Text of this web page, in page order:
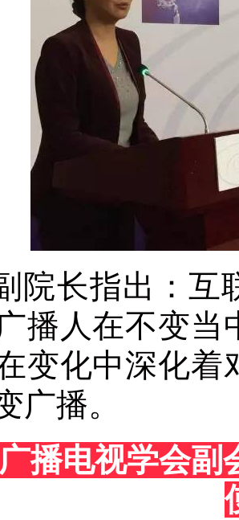
院长指出：互
播人在不变当
变化中深化
广播。
播电视学会副